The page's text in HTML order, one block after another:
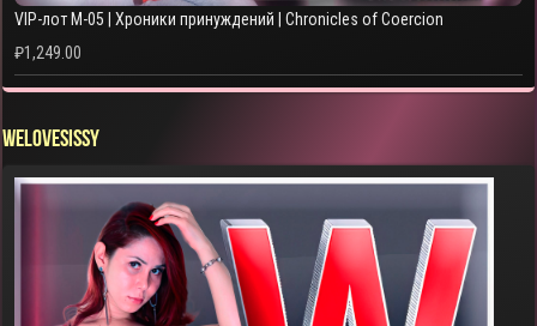
VIP-лот M-05 | Хроники принуждений | Chronicles of Coercion
₽1,249.00
WELOVESISSY